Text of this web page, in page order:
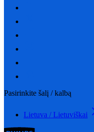
Pasirinkite šalį / kalbą
Lietuva / Lietuviškai